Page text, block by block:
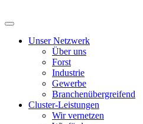
Unser Netzwerk
Über uns
Forst
Industrie
Gewerbe
Branchenübergreifend
Cluster-Leistungen
Wir vernetzen